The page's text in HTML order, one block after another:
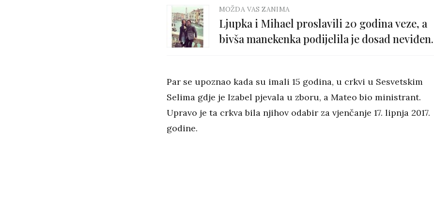
MOŽDA VAS ZANIMA
Ljupka i Mihael proslavili 20 godina veze, a
bivša manekenka podijelila je dosad
Par se upoznao kada su imali 15 godina, u crkvi u Sesvetskim
Selima gdje je Izabel pjevala u zboru, a Mateo bio ministrant.
Upravo je ta crkva bila njihov odabir za vjenčanje 17. lipnja 2017.
godine.